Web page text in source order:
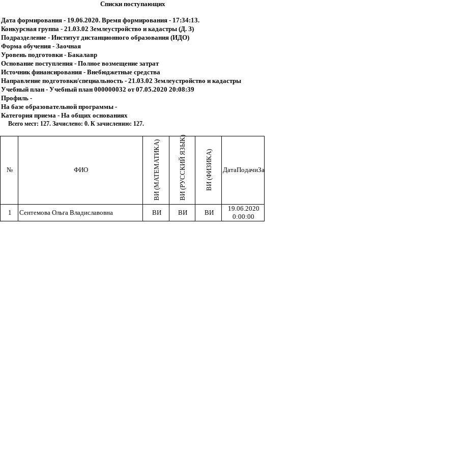
Списки поступающих
Дата формирования - 19.06.2020. Время формирования - 17:34:13.
Конкурсная группа - 21.03.02 Землеустройство и кадастры (Д. З)
Подразделение - Институт дистанционного образования (ИДО)
Форма обучения - Заочная
Уровень подготовки - Бакалавр
Основание поступления - Полное возмещение затрат
Источник финансирования - Внебюджетные средства
Направление подготовки/специальность - 21.03.02 Землеустройство и кадастры
Учебный план - Учебный план 000000032 от 07.05.2020 20:08:39
Профиль -
На базе образовательной программы -
Категория приема - На общих основаниях
Всего мест: 127. Зачислено: 0. К зачислению: 127.
№ ФИО ВИ (МАТЕМАТИКА) ВИ (РУССКИЙ ЯЗЫК) ВИ (ФИЗИКА) ДатаПодачиЗаявления
1 Сентемова Ольга Владиславовна ВИ ВИ ВИ
19.06.2020
0:00:00